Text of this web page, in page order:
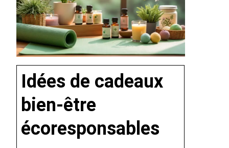
Idées de cadeaux
bien-être
écoresponsables